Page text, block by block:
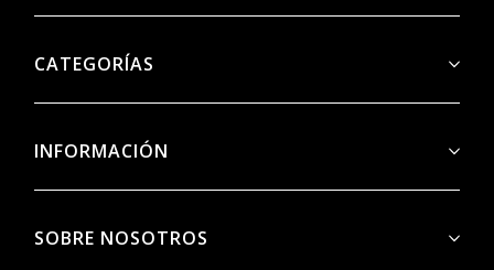
CATEGORÍAS
INFORMACIÓN
SOBRE NOSOTROS